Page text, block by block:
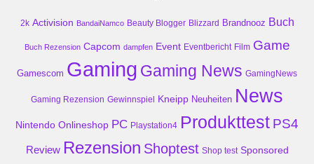
2k Activision BandaiNamco Beauty Blogger Blizzard Brandnooz Buch
Buch Rezension Capcom dampfen Event Eventbericht Film Game
Gamescom Gaming Gaming News GamingNews
Gaming Rezension Gewinnspiel Kneipp Neuheiten News
Nintendo Onlineshop PC Playstation4 Produkttest PS4
Review Rezension Shoptest Shop test Sponsored